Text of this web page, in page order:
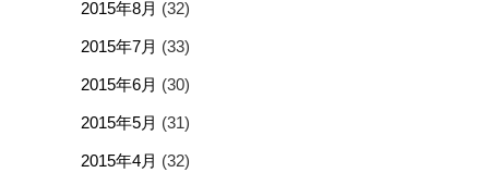
2015年8月 (32)
2015年7月 (33)
2015年6月 (30)
2015年5月 (31)
2015年4月 (32)